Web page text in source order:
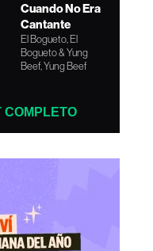
Cuando No Era
Cantante
El Bogueto, El
Bogueto & Yung
Beef, Yung Beef
COMPLETO